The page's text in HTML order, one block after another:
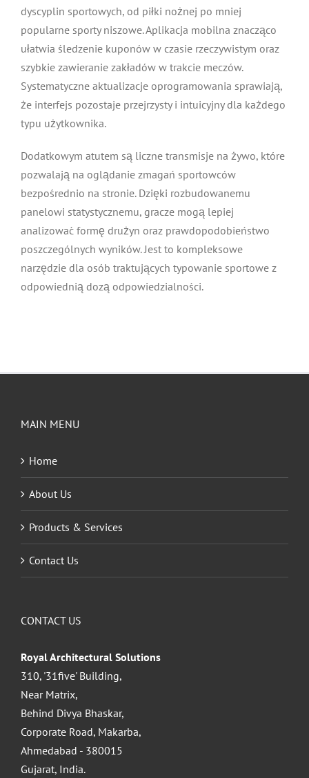
dyscyplin sportowych, od piłki nożnej po mniej
popularne sporty niszowe. Aplikacja mobilna znacząco
ułatwia śledzenie kuponów w czasie rzeczywistym oraz
szybkie zawieranie zakładów w trakcie meczów.
Systematyczne aktualizacje oprogramowania sprawiają,
że interfejs pozostaje przejrzysty i intuicyjny dla każdego
typu użytkownika.
Dodatkowym atutem są liczne transmisje na żywo, które
pozwalają na oglądanie zmagań sportowców
bezpośrednio na stronie. Dzięki rozbudowanemu
panelowi statystycznemu, gracze mogą lepiej
analizować formę drużyn oraz prawdopodobieństwo
poszczególnych wyników. Jest to kompleksowe
narzędzie dla osób traktujących typowanie sportowe z
odpowiednią dozą odpowiedzialności.
MAIN MENU
Home
About Us
Products & Services
Contact Us
CONTACT US
Royal Architectural Solutions
310, '31five' Building,
Near Matrix,
Behind Divya Bhaskar,
Corporate Road, Makarba,
Ahmedabad - 380015
Gujarat, India.